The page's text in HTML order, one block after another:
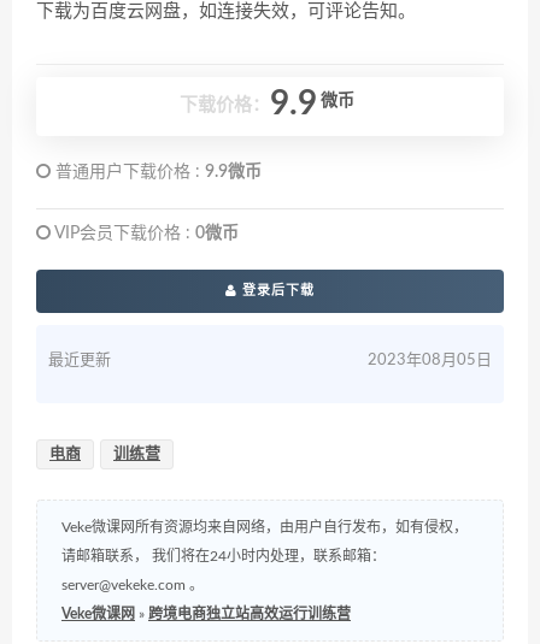
下载为百度云网盘，如连接失效，可评论告知。
下载价格： 9.9 微币
普通用户下载价格 : 9.9微币
VIP会员下载价格 : 0微币
登录后下载
最近更新 2023年08月05日
电商 训练营
Veke微课网所有资源均来自网络，由用户自行发布，如有侵权，
请邮箱联系， 我们将在24小时内处理，联系邮箱：
server@vekeke.com 。
Veke微课网 » 跨境电商独立站高效运行训练营